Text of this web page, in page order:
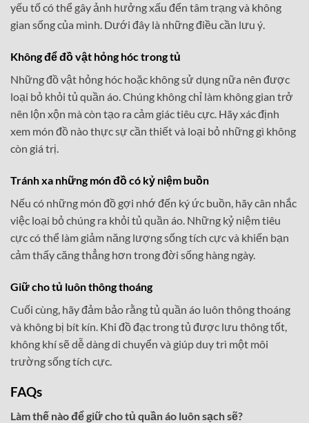
yếu tố có thể gây ảnh hưởng xấu đến tâm trạng và không
gian sống của mình. Dưới đây là những điều cần lưu ý.
Không để đồ vật hỏng hóc trong tủ
Những đồ vật hỏng hóc hoặc không sử dụng nữa nên được
loại bỏ khỏi tủ quần áo. Chúng không chỉ làm không gian trở
nên lộn xộn mà còn tạo ra cảm giác tiêu cực. Hãy xác định
xem món đồ nào thực sự cần thiết và loại bỏ những gì không
còn giá trị.
Tránh xa những món đồ có kỷ niệm buồn
Nếu có những món đồ gợi nhớ đến ký ức buồn, hãy cân nhắc
việc loại bỏ chúng ra khỏi tủ quần áo. Những kỷ niệm tiêu
cực có thể làm giảm năng lượng sống tích cực và khiến bạn
cảm thấy căng thẳng hơn trong đời sống hàng ngày.
Giữ cho tủ luôn thông thoáng
Cuối cùng, hãy đảm bảo rằng tủ quần áo luôn thông thoáng
và không bị bít kín. Khi đồ đạc trong tủ được lưu thông tốt,
không khí sẽ dễ dàng di chuyển và giúp duy trì một môi
trường sống tích cực.
FAQs
Làm thế nào để giữ cho tủ quần áo luôn sạch sẽ?